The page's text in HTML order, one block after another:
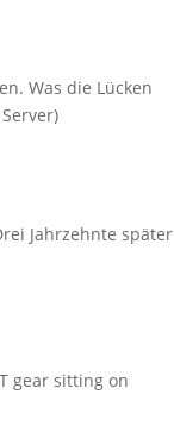
Was die Lücken
Jahrzehnte später
gear sitting on